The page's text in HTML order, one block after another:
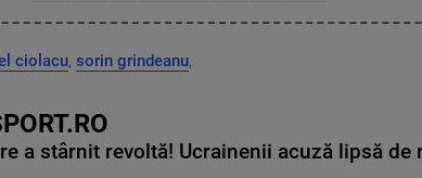
ciolacu, sorin grindeanu,
a stârnit revoltă! Ucrainenii acuză lipsă de